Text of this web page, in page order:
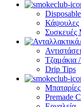
Κάψουλες
Τζαμάκια
Drip Tips
Premade